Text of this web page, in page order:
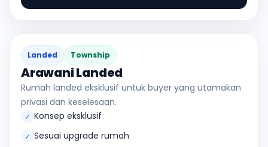
Landed Township
Arawani Landed
Rumah landed eksklusif untuk buyer yang utamakan
privasi dan keselesaan.
✓ Konsep eksklusif
✓ Sesuai upgrade rumah